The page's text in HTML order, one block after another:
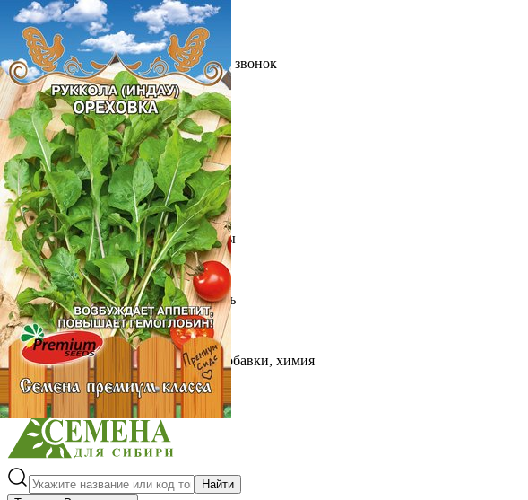
Выберите город
Обратный звонокЗаказать обратный звонок
Каталог
Семена
Грунты
Газонные травы, сидераты
Горшки, рассадники, аксессуары
Посадочный материал
Садовый инструмент, инвентарь
Консервирование
Средства защиты, удобрения, добавки, химия
Обустройство сада, декор
Найти